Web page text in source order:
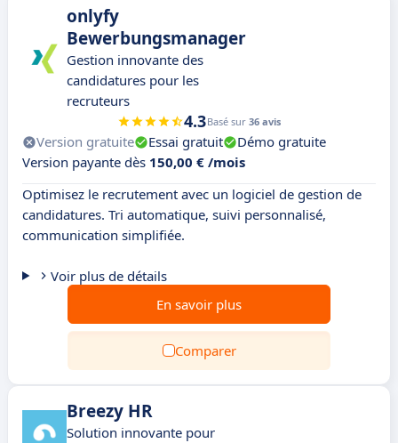
onlyfy
Bewerbungsmanager
Gestion innovante des
candidatures pour les
recruteurs
4.3Basé sur 36 avis
Version gratuite Essai gratuit
Démo gratuite
Version payante dès 150,00 € /mois
Optimisez le recrutement avec un logiciel de gestion de
candidatures. Tri automatique, suivi personnalisé,
communication simplifiée.
Voir plus de détails
En savoir plus
Comparer
Breezy HR
Solution innovante pour